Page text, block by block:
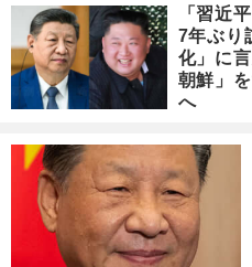
「習近
7年ぶり
化」に
朝鮮」
へ